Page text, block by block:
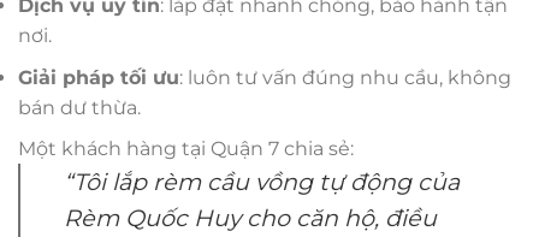
Dịch vụ uy tín: lắp đặt nhanh chóng, bảo hành tận
nơi.
Giải pháp tối ưu: luôn tư vấn đúng nhu cầu, không
bán dư thừa.
Một khách hàng tại Quận 7 chia sẻ:
“Tôi lắp rèm cầu vồng tự động của
Rèm Quốc Huy cho căn hộ, điều